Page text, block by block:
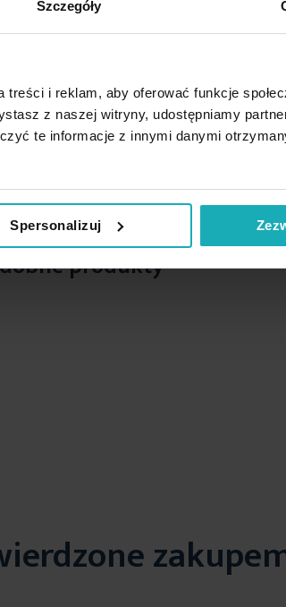
Szczegóły
i reklam, aby oferować funkcje
z naszej witryny, udostępniamy
te informacje z innymi danymi
Spersonalizuj
produkty